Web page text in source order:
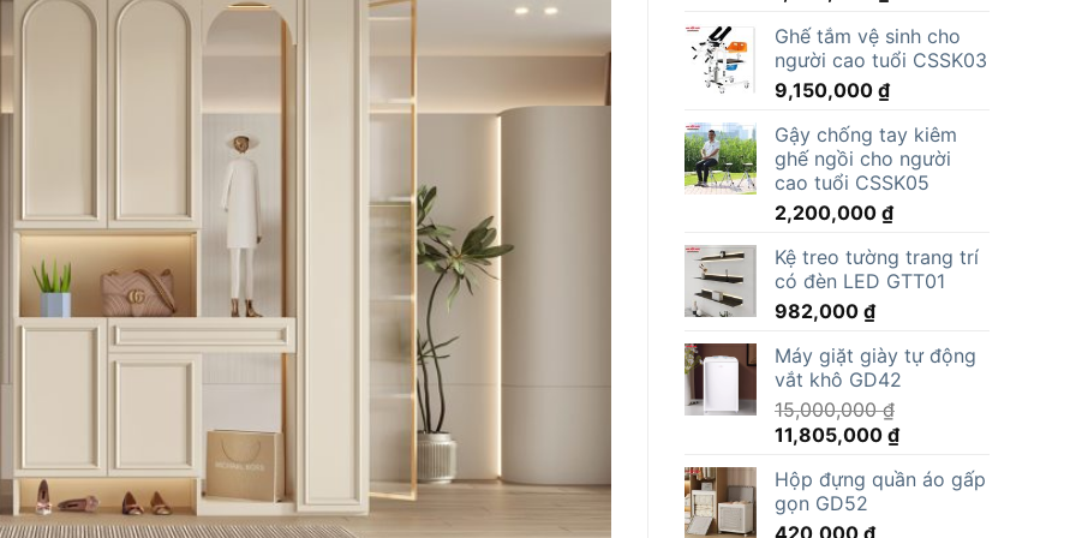
Ghế tắm vệ sinh cho
người cao tuổi CSSK03
9,150,000 ₫
Gậy chống tay kiêm
ghế ngồi cho người
cao tuổi CSSK05
2,200,000 ₫
Kệ treo tường trang trí
có đèn LED GTT01
982,000 ₫
Máy giặt giày tự động
vắt khô GD42
15,000,000₫
Giá
là:
15,000,000 ₫.
11,805,000 ₫Giá
tại
Hộp đựng quần áo gấp
gọn GD52
420,000 ₫